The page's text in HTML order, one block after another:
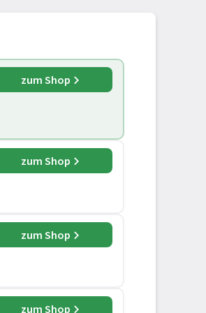
zum Shop
zum Shop
zum Shop
zum Shop